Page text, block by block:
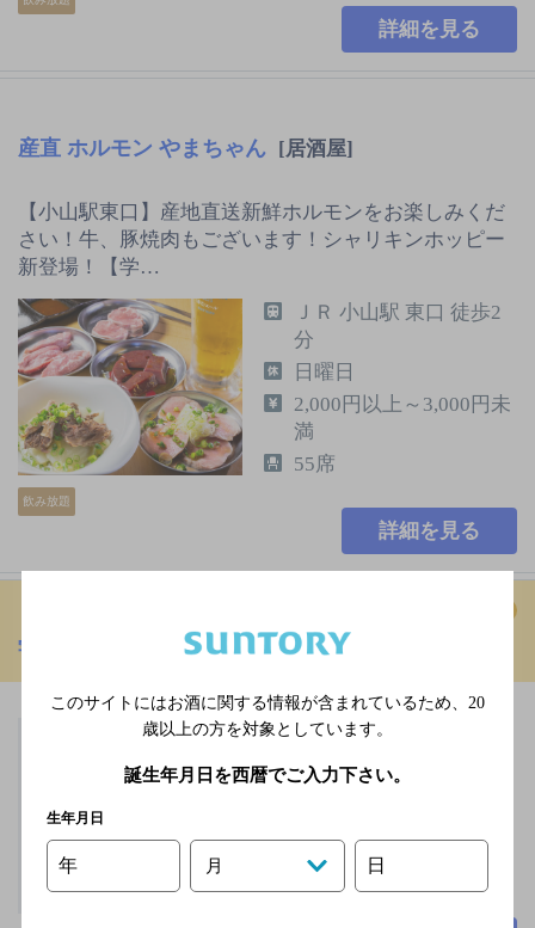
詳細を見る
産直 ホルモン やまちゃん [居酒屋]
【小山駅東口】産地直送新鮮ホルモンをお楽しみくだ
さい！牛、豚焼肉もございます！シャリキンホッピー
新登場！【学…
飲み放題
ＪＲ 小山駅 東口 徒歩2
分
日曜日
2,000円以上～3,000円未
満
55席
詳細を見る
宇味家 JR小山駅構内店 [餃子]
ＪＲ両毛線 小山駅 西口
30席
このサイトにはお酒に関する情報が含まれているため、 20
歳以上の方を対象としています。
誕生年月日を西暦でご入力下さい。
生年月日
年 月 日